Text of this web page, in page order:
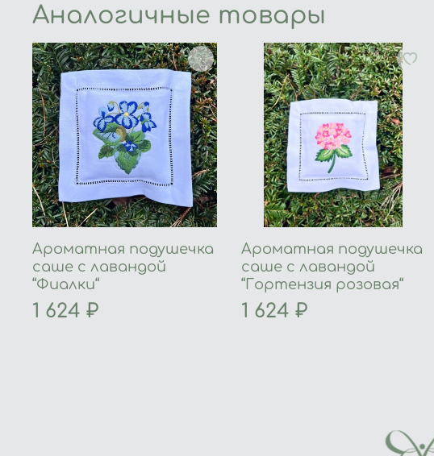
Аналогичные товары
Ароматная подушечка
саше с лавандой
“Фиалки“
1 624 ₽
Ароматная подушечка
саше с лавандой
“Гортензия розовая“
1 624 ₽